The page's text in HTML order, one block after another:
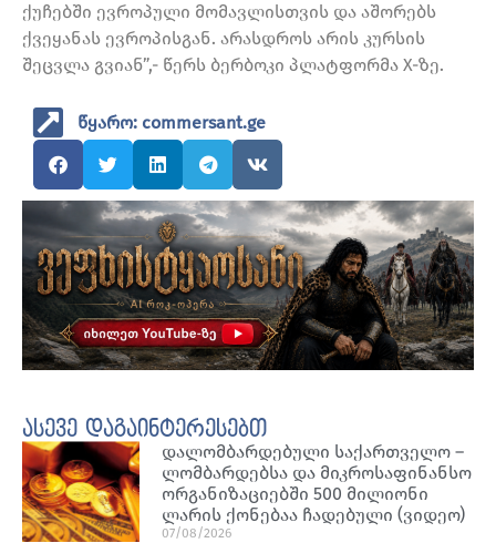
ქუჩებში ევროპული მომავლისთვის და აშორებს
ქვეყანას ევროპისგან. არასდროს არის კურსის
შეცვლა გვიან”,- წერს ბერბოკი პლატფორმა X-ზე.
წყარო: commersant.ge
ასევე დაგაინტერესებთ
დალომბარდებული საქართველო –
ლომბარდებსა და მიკროსაფინანსო
ორგანიზაციებში 500 მილიონი
ლარის ქონებაა ჩადებული (ვიდეო)
07/08/2026